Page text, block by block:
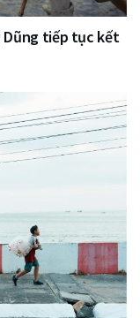
Dũng tiếp tục kết